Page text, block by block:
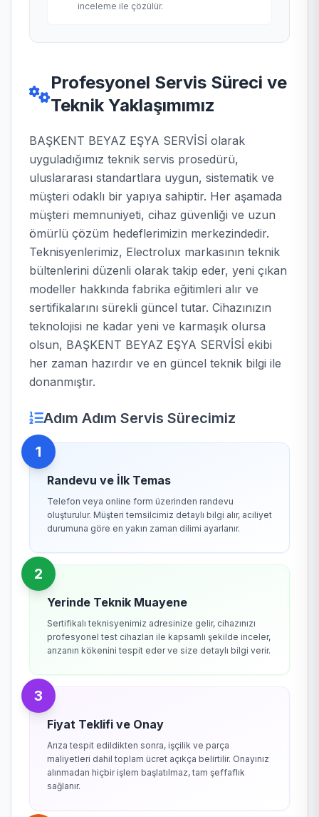
inceleme ile çözülür.
Profesyonel Servis Süreci ve
Teknik Yaklaşımımız
BAŞKENT BEYAZ EŞYA SERVİSİ olarak
uyguladığımız teknik servis prosedürü,
uluslararası standartlara uygun, sistematik ve
müşteri odaklı bir yapıya sahiptir. Her aşamada
müşteri memnuniyeti, cihaz güvenliği ve uzun
ömürlü çözüm hedeflerimizin merkezindedir.
Teknisyenlerimiz, Electrolux markasının teknik
bültenlerini düzenli olarak takip eder, yeni çıkan
modeller hakkında fabrika eğitimleri alır ve
sertifikalarını sürekli güncel tutar. Cihazınızın
teknolojisi ne kadar yeni ve karmaşık olursa
olsun, BAŞKENT BEYAZ EŞYA SERVİSİ ekibi
her zaman hazırdır ve en güncel teknik bilgi ile
donanmıştır.
Adım Adım Servis Sürecimiz
1
Randevu ve İlk Temas
Telefon veya online form üzerinden randevu
oluşturulur. Müşteri temsilcimiz detaylı bilgi alır, aciliyet
durumuna göre en yakın zaman dilimi ayarlanır.
2
Yerinde Teknik Muayene
Sertifikalı teknisyenimiz adresinize gelir, cihazınızı
profesyonel test cihazları ile kapsamlı şekilde inceler,
arızanın kökenini tespit eder ve size detaylı bilgi verir.
3
Fiyat Teklifi ve Onay
Arıza tespit edildikten sonra, işçilik ve parça
maliyetleri dahil toplam ücret açıkça belirtilir. Onayınız
alınmadan hiçbir işlem başlatılmaz, tam şeffaflık
sağlanır.